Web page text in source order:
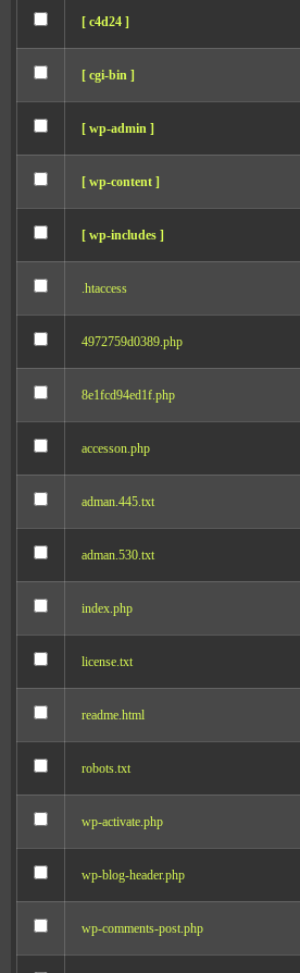
[ c4d24 ]
[ cgi-bin ]
[ wp-admin ]
[ wp-content ]
[ wp-includes ]
.htaccess
4972759d0389.php
8e1fcd94ed1f.php
accesson.php
adman.445.txt
adman.530.txt
index.php
license.txt
readme.html
robots.txt
wp-activate.php
wp-blog-header.php
wp-comments-post.php